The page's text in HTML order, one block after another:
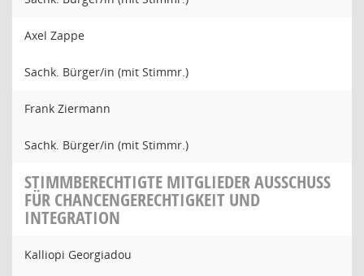
Axel Zappe
Sachk. Bürger/in (mit Stimmr.)
Frank Ziermann
Sachk. Bürger/in (mit Stimmr.)
STIMMBERECHTIGTE MITGLIEDER AUSSCHUSS
FÜR CHANCENGERECHTIGKEIT UND
INTEGRATION
Kalliopi Georgiadou